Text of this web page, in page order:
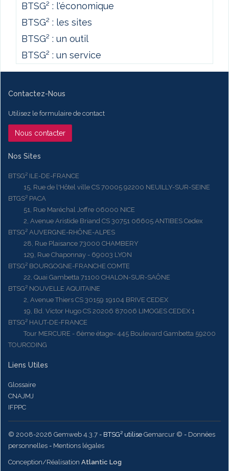
BTSG² : l'économique
BTSG² : les sites
BTSG² : un outil
BTSG² : un service
Contactez-Nous
Utilisez le formulaire de contact
Nous contacter
Nos Sites
BTSG² ILE-DE-FRANCE
15, Rue de l'Hôtel ville CS 70005 92200 NEUILLY-SUR-SEINE
BTGS² PACA
51, Rue Maréchal Joffre 06000 NICE
2, Avenue Aristide Briand CS 30751 06605 ANTIBES Cedex
BTSG² AUVERGNE-RHÔNE-ALPES
28, Rue Plaisance 73000 CHAMBERY
129, Rue Chaponnay - 69003 LYON
BTSG² BOURGOGNE-FRANCHE COMTE
22, Quai Gambetta 71100 CHALON-SUR-SAÔNE
BTSG² NOUVELLE AQUITAINE
2, Avenue Thiers CS 30159 19104 BRIVE CEDEX
19, Bd. Victor Hugo CS 20206 87006 LIMOGES CEDEX 1
BTSG² HAUT-DE-FRANCE
Tour MERCURE - 6ème étage- 445 Boulevard Gambetta 59200
TOURCOING
Liens Utiles
Glossaire
CNAJMJ
IFPPC
© 2008-2026 Gemweb 4.3.7 - BTSG² utilise Gemarcur © - Données
personnelles - Mentions légales
Conception/Réalisation Atlantic Log